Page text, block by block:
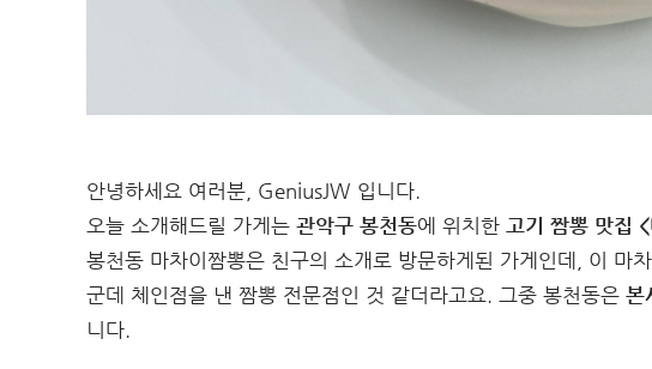
안녕하세요 여러분, GeniusJW 입니다.
오늘 소개해드릴 가게는 관악구 봉천동에 위치한 고기 짬뽕 맛집
봉천동 마차이짬뽕은 친구의 소개로 방문하게된 가게인데, 이 마
군데 체인점을 낸 짬뽕 전문점인 것 같더라고요. 그중 봉천동은 본
니다.